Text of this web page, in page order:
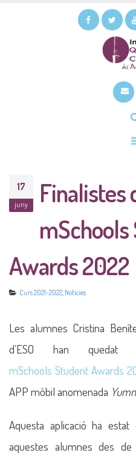
17
juny
Finalistes
Awards 2022
Curs 2021-2022, Notícies
Les alumnes Cristina
d’ESO han quedat
mSchools Student Awards
APP mòbil anomenada
Aquesta aplicació ha estat
aquestes alumnes des